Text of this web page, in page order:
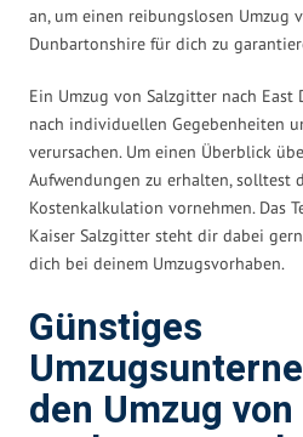
an, um einen reibungslosen Umzug
Dunbartonshire für dich zu
Ein Umzug von Salzgitter nach
nach individuellen Gegebenheiten
verursachen. Um einen Überblick
Aufwendungen zu erhalten, solltest
Kostenkalkulation vornehmen. Das
Kaiser Salzgitter steht dir dabei
dich bei deinem Umzugsvorhaben.
Günstiges
den Umzug